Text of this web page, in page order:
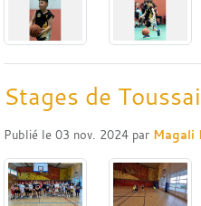
Stages de
Publié le 03 nov. 2024 par Magali